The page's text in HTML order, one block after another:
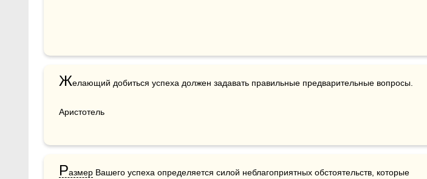
Желающий добиться успеха должен задавать правильные предварительные вопросы.
Аристотель
Размер Вашего успеха определяется силой неблагоприятных обстоятельств, которые